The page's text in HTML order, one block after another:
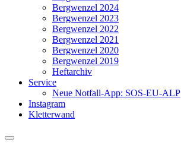
Bergwenzel 2024
Bergwenzel 2023
Bergwenzel 2022
Bergwenzel 2021
Bergwenzel 2020
Bergwenzel 2019
Heftarchiv
Service
Neue Notfall-App: SOS-EU-ALP
Instagram
Kletterwand